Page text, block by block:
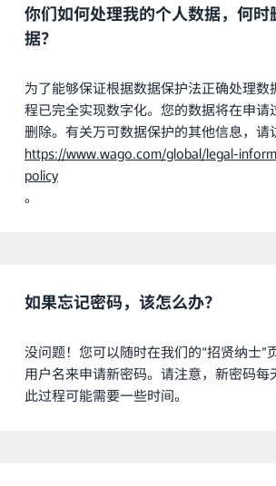
你们如何处理我的个人数据，何时
据？
为了能够保证根据数据保护法正确处理数
程已完全实现数字化。您的数据将在申请
删除。有关万可数据保护的其他信息，请
https://www.wago.com/global/legal-
policy
。
如果忘记密码，该怎么办？
没问题！您可以随时在我们的“招贤纳士”
用户名来申请新密码。请注意，新密码每
此过程可能需要一些时间。